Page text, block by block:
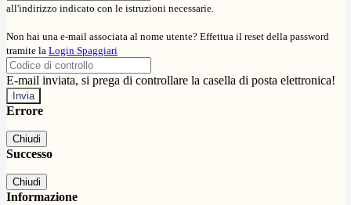
all'indirizzo indicato con le istruzioni necessarie.
Non hai una e-mail associata al nome utente? Effettua il reset della password
tramite la Login Spaggiari
E-mail inviata, si prega di controllare la casella di posta elettronica!
Errore
Chiudi
Successo
Chiudi
Informazione